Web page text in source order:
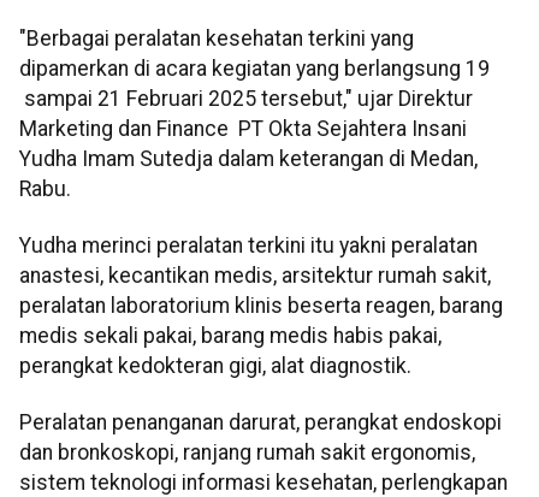
"Berbagai peralatan kesehatan terkini yang
dipamerkan di acara kegiatan yang berlangsung 19
sampai 21 Februari 2025 tersebut," ujar Direktur
Marketing dan Finance PT Okta Sejahtera Insani
Yudha Imam Sutedja dalam keterangan di Medan,
Rabu.
Yudha merinci peralatan terkini itu yakni peralatan
anastesi, kecantikan medis, arsitektur rumah sakit,
peralatan laboratorium klinis beserta reagen, barang
medis sekali pakai, barang medis habis pakai,
perangkat kedokteran gigi, alat diagnostik.
Peralatan penanganan darurat, perangkat endoskopi
dan bronkoskopi, ranjang rumah sakit ergonomis,
sistem teknologi informasi kesehatan, perlengkapan